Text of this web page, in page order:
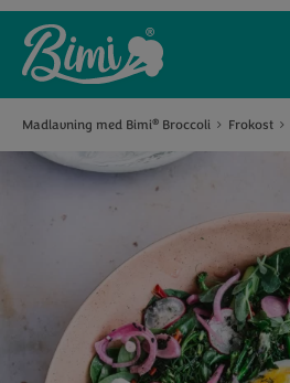
Madlavning med Bimi® Broccoli Frokost